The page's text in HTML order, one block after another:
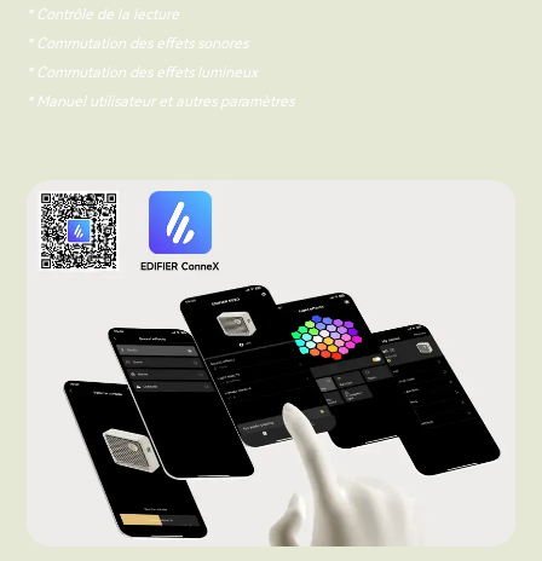
* Contrôle de la lecture
* Commutation des effets sonores
* Commutation des effets lumineux
* Manuel utilisateur et autres paramètres